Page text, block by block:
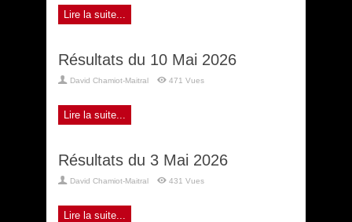
Lire la suite...
Résultats du 10 Mai 2026
David Chamiot-Maitral 471 Vues
Lire la suite...
Résultats du 3 Mai 2026
David Chamiot-Maitral 431 Vues
Lire la suite...